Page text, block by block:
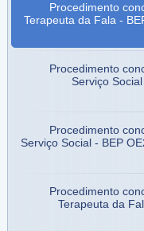
Procedimento
Terapeuta da Fala -
Procedimento
Serviço
Procedimento
Serviço Social - BEP
Procedimento
Terapeuta da